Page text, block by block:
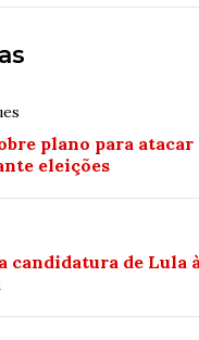
plano para atacar
eleições
candidatura de Lula